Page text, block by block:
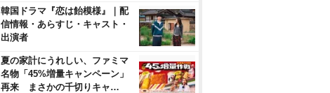
韓国ドラマ『恋は飴模様』｜配
信情報・あらすじ・キャスト・
出演者
夏の家計にうれしい、ファミマ
名物「45%増量キャンペーン」
再来 まさかの千切りキャ…